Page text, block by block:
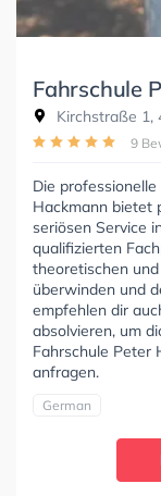
Fahrschule
Kirchstraße 1,
9
Die
Hackmann bietet
seriösen Service
qualifizierten
theoretischen
überwinden und
empfehlen dir
absolvieren, um
Fahrschule Peter
anfragen.
German